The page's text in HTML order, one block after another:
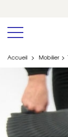
Accueil > Mobilier >